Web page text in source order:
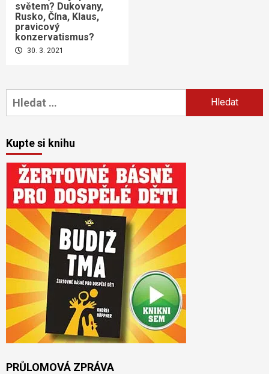
světem? Dukovany,
Rusko, Čína, Klaus,
pravicový
konzervatismus?
30. 3. 2021
Vyhledávání
Kupte si knihu
PRŮLOMOVÁ ZPRÁVA